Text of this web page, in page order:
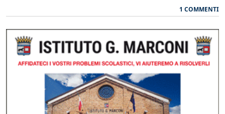
1 COMMENTI